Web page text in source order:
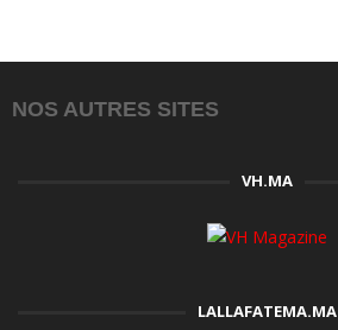
NOS AUTRES SITES
VH.MA
LALLAFATEMA.MA